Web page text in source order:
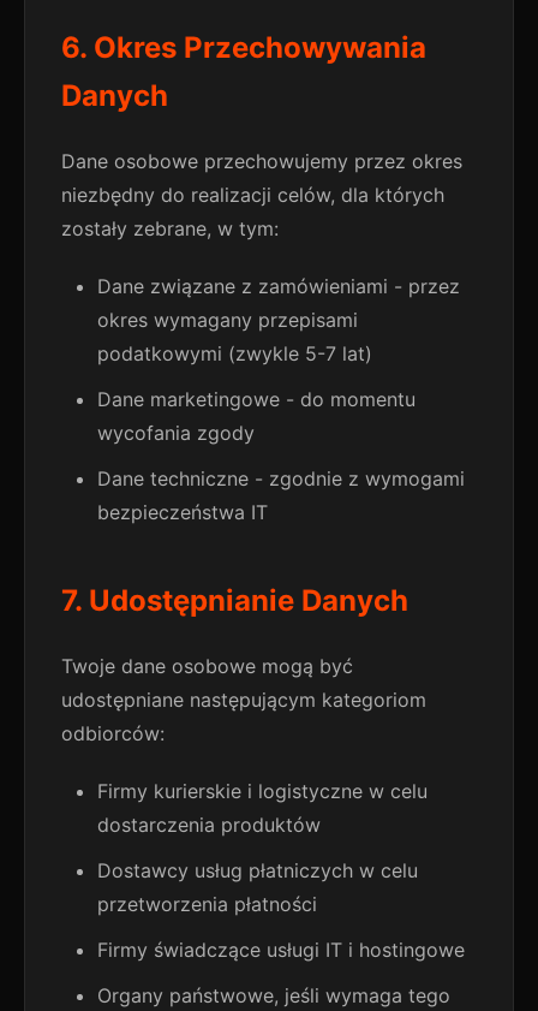
6. Okres Przechowywania
Danych
Dane osobowe przechowujemy przez okres
niezbędny do realizacji celów, dla których
zostały zebrane, w tym:
Dane związane z zamówieniami - przez
okres wymagany przepisami
podatkowymi (zwykle 5-7 lat)
Dane marketingowe - do momentu
wycofania zgody
Dane techniczne - zgodnie z wymogami
bezpieczeństwa IT
7. Udostępnianie Danych
Twoje dane osobowe mogą być
udostępniane następującym kategoriom
odbiorców:
Firmy kurierskie i logistyczne w celu
dostarczenia produktów
Dostawcy usług płatniczych w celu
przetworzenia płatności
Firmy świadczące usługi IT i hostingowe
Organy państwowe, jeśli wymaga tego